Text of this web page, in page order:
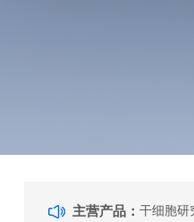
主营产品：干细胞研